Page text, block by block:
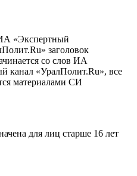
«Экспертный
заголовок
со слов ИА
канал «УралПолит.Ru», все
материалами СИ
для лиц старше 16 лет